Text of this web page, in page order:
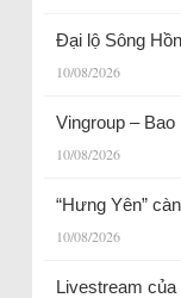
Đại lộ Sông
10/08/2026
Vingroup –
10/08/2026
“Hưng Yên”
10/08/2026
Livestream